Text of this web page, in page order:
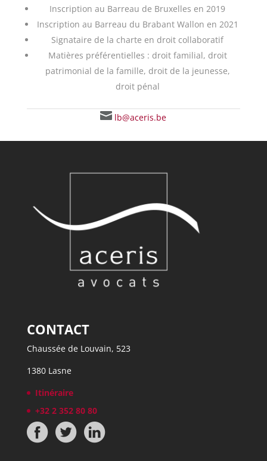
Inscription au Barreau de Bruxelles en 2019
Inscription au Barreau du Brabant Wallon en 2021
Signataire de la charte en droit collaboratif
Matières préférentielles : droit familial, droit
patrimonial de la famille, droit de la jeunesse,
droit pénal
 lb@aceris.be
CONTACT
Chaussée de Louvain, 523
1380 Lasne
Itinéraire
+32 2 352 80 80